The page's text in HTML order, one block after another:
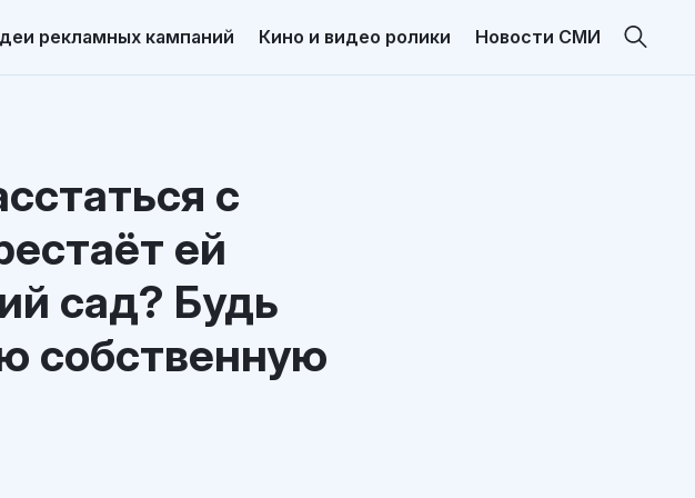
рекламных кампаний Кино и видео ролики Новости СМИ
с
ей
сад? Будь
собственную